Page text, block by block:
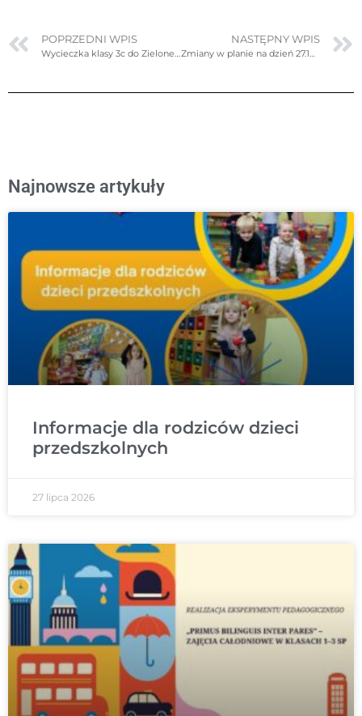
POPRZEDNI WPIS NASTĘPNY WPIS
Najnowsze artykuły
Informacje dla rodziców dzieci
przedszkolnych
27 lipca 2026